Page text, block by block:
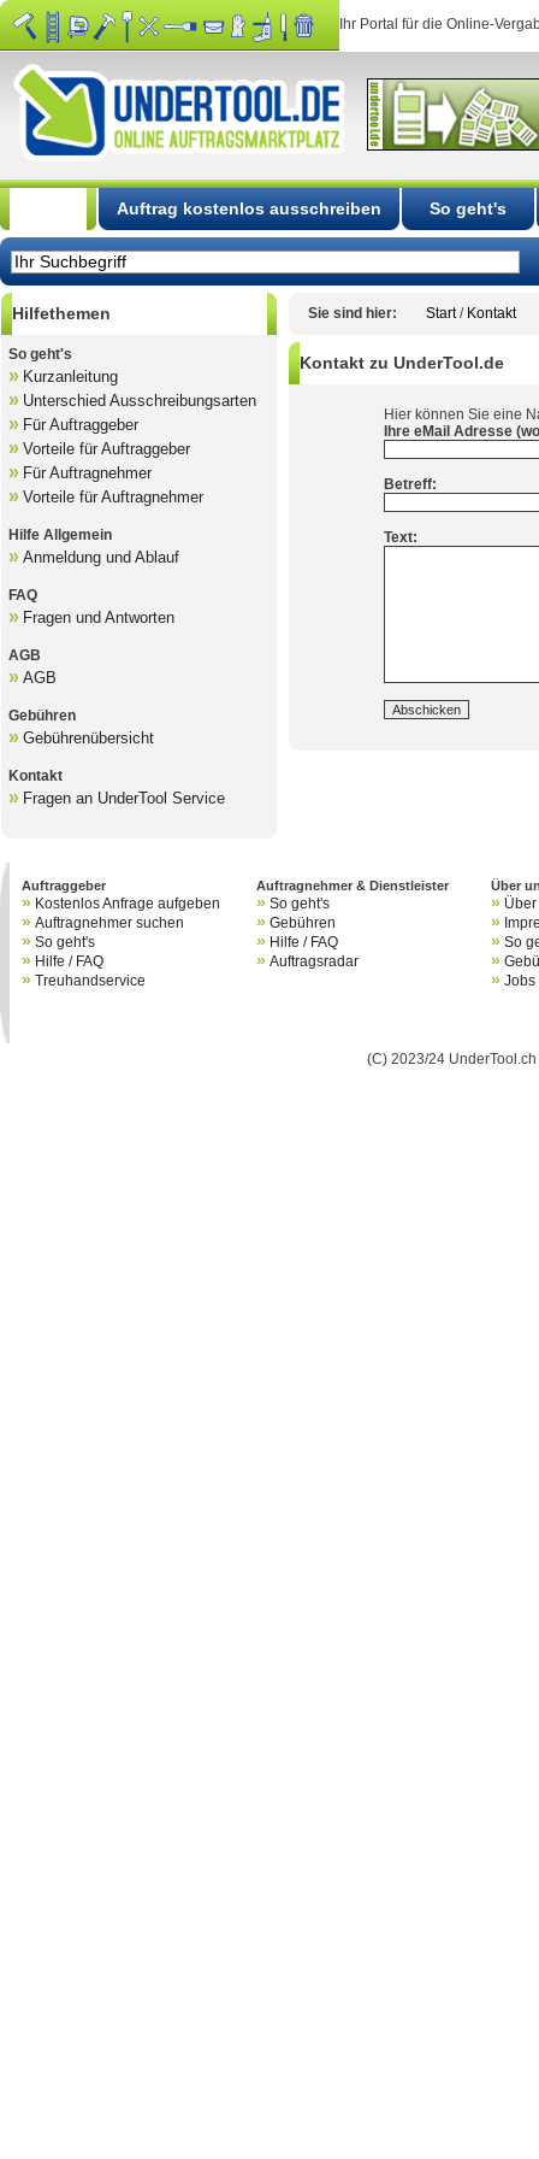
Ihr Portal für die Online-
Auftrag kostenlos ausschreiben So geht's
Hilfethemen
So geht's
» Kurzanleitung
» Unterschied Ausschreibungsarten
» Für Auftraggeber
» Vorteile für Auftraggeber
» Für Auftragnehmer
» Vorteile für Auftragnehmer
Hilfe Allgemein
» Anmeldung und Ablauf
FAQ
» Fragen und Antworten
AGB
» AGB
Gebühren
» Gebührenübersicht
Kontakt
» Fragen an UnderTool Service
Sie sind hier: Start/ Kontakt
Kontakt zu UnderTool.de
Hier können Sie eine
Ihre eMail Adresse
Betreff:
Text:
Auftraggeber
» Kostenlos Anfrage aufgeben
» Auftragnehmer suchen
» So geht's
» Hilfe / FAQ
» Treuhandservice
Auftragnehmer & Dienstleister
» So geht's
» Gebühren
» Hilfe / FAQ
» Auftragsradar
Über
»
»
» So
»
» Jobs
(C) 2023/24